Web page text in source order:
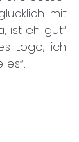
mit
ist eh gut“
Logo, ich